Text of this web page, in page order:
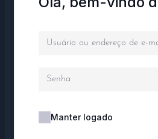
Manter logado